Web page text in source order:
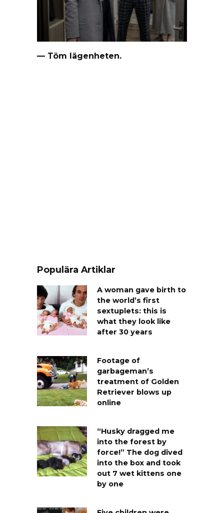
— Töm lägenheten.
Populära Artiklar
A woman gave birth to
the world’s first
sextuplets: this is
what they look like
after 30 years
Footage of
garbageman’s
treatment of Golden
Retriever blows up
online
“Husky dragged me
into the forest by
force!” The dog dived
into the box and took
out 7 wet kittens one
by one